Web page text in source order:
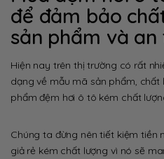
để đảm bảo
sản phẩm và
Hiện nay trên thị trường có rất
dạng về mẫu mã sản phẩm,
phẩm đệm hơi ô tô kém chất
Chúng ta đừng nên tiết kiệm tiền
giả rẻ kém chất lượng vì nó sẽ